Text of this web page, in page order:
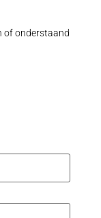
of onderstaand